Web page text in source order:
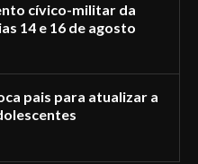
cívico-militar da
14 e 16 de agosto
pais para atualizar a